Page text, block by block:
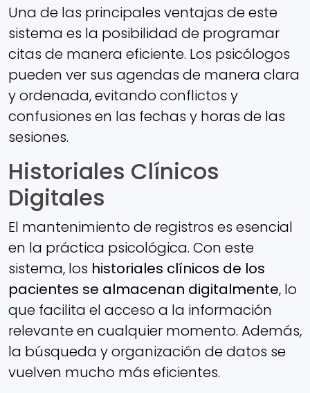
Una de las principales ventajas de este
sistema es la posibilidad de programar
citas de manera eficiente. Los psicólogos
pueden ver sus agendas de manera clara
y ordenada, evitando conflictos y
confusiones en las fechas y horas de las
sesiones.
Historiales Clínicos
Digitales
El mantenimiento de registros es esencial
en la práctica psicológica. Con este
sistema, los historiales clínicos de los
pacientes se almacenan digitalmente, lo
que facilita el acceso a la información
relevante en cualquier momento. Además,
la búsqueda y organización de datos se
vuelven mucho más eficientes.